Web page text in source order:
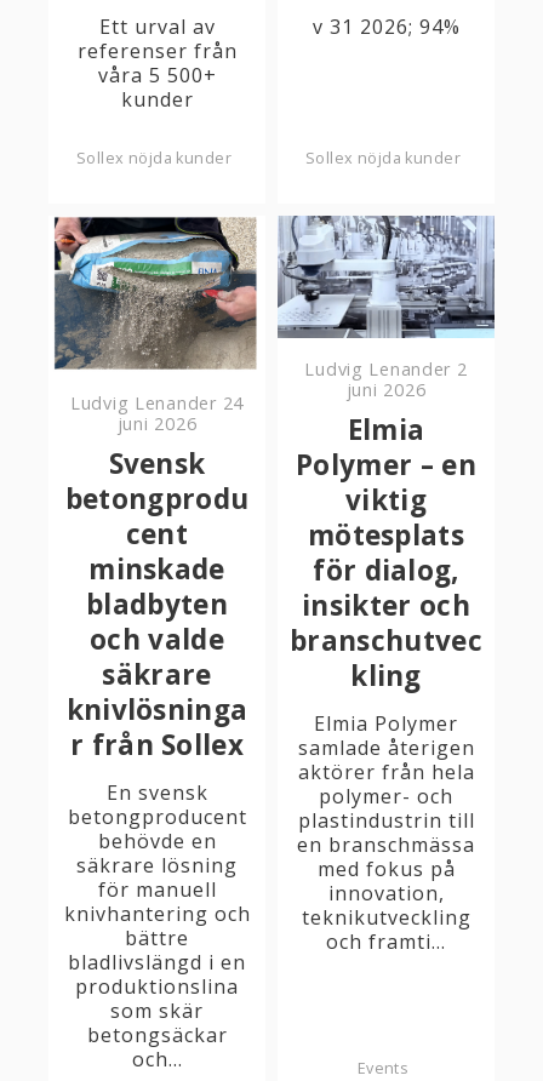
Ett urval av
referenser från
våra 5 500+
kunder
Sollex nöjda kunder
v 31 2026; 94%
Sollex nöjda kunder
Ludvig Lenander 24
juni 2026
Svensk
betongprodu
cent
minskade
bladbyten
och valde
säkrare
knivlösninga
r från Sollex
En svensk
betongproducent
behövde en
säkrare lösning
för manuell
knivhantering och
bättre
bladlivslängd i en
produktionslina
som skär
betongsäckar
och...
Ludvig Lenander 2
juni 2026
Elmia
Polymer – en
viktig
mötesplats
för dialog,
insikter och
branschutvec
kling
Elmia Polymer
samlade återigen
aktörer från hela
polymer- och
plastindustrin till
en branschmässa
med fokus på
innovation,
teknikutveckling
och framti...
Events